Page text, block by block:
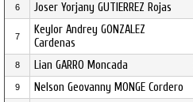
6 Joser Yorjany GUTIERREZ Rojas
7
Keylor Andrey GONZALEZ
Cardenas
8 Lian GARRO Moncada
9 Nelson Geovanny MONGE Cordero